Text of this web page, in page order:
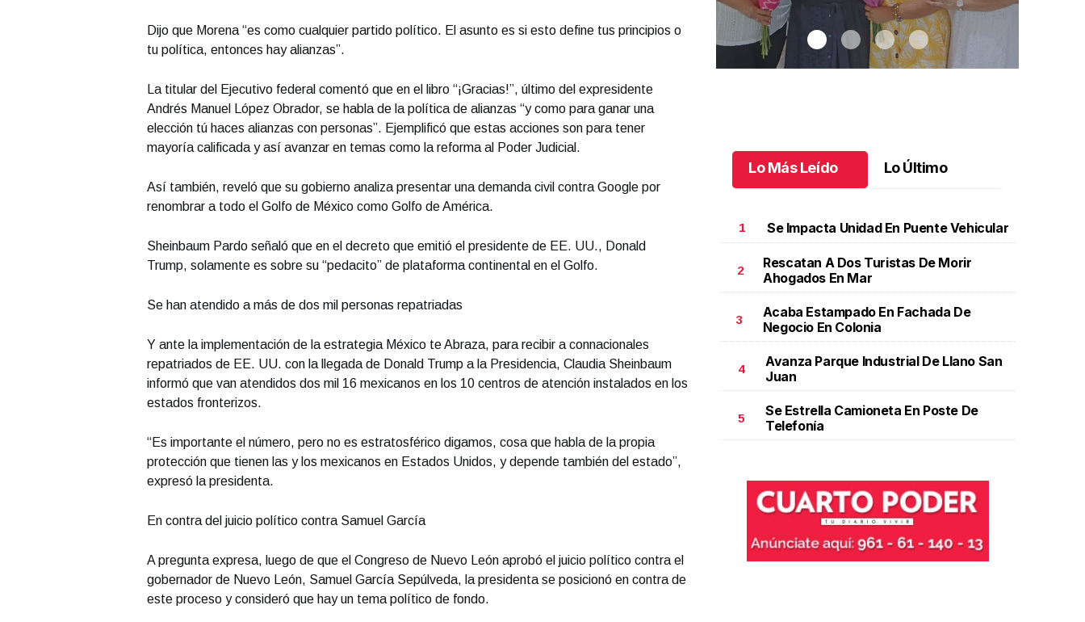
Dijo que Morena “es como cualquier partido político. El asunto es si esto define tus principios o
tu política, entonces hay alianzas”.
La titular del Ejecutivo federal comentó que en el libro “¡Gracias!”, último del expresidente
Andrés Manuel López Obrador, se habla de la política de alianzas “y como para ganar una
elección tú haces alianzas con personas”. Ejemplificó que estas acciones son para tener
mayoría calificada y así avanzar en temas como la reforma al Poder Judicial.
Así también, reveló que su gobierno analiza presentar una demanda civil contra Google por
renombrar a todo el Golfo de México como Golfo de América.
Sheinbaum Pardo señaló que en el decreto que emitió el presidente de EE. UU., Donald
Trump, solamente es sobre su “pedacito” de plataforma continental en el Golfo.
Se han atendido a más de dos mil personas repatriadas
Y ante la implementación de la estrategia México te Abraza, para recibir a connacionales
repatriados de EE. UU. con la llegada de Donald Trump a la Presidencia, Claudia Sheinbaum
informó que van atendidos dos mil 16 mexicanos en los 10 centros de atención instalados en los
estados fronterizos.
“Es importante el número, pero no es estratosférico digamos, cosa que habla de la propia
protección que tienen las y los mexicanos en Estados Unidos, y depende también del estado”,
expresó la presidenta.
En contra del juicio político contra Samuel García
A pregunta expresa, luego de que el Congreso de Nuevo León aprobó el juicio político contra el
gobernador de Nuevo León, Samuel García Sepúlveda, la presidenta se posicionó en contra de
este proceso y consideró que hay un tema político de fondo.
REPORTE4 | 03 10 2025 con Rodolfo Flores
Una emotiva jubilación en educación especial
emotiva jubilación en educación especial
Octubre 04 l
Lo Más Leído Lo Último
1 Se Impacta Unidad En Puente Vehicular
2
Rescatan A Dos Turistas De Morir
Ahogados En Mar
3
Acaba Estampado En Fachada De
Negocio En Colonia
4
Avanza Parque Industrial De Llano San
Juan
5
Se Estrella Camioneta En Poste De
Telefonía